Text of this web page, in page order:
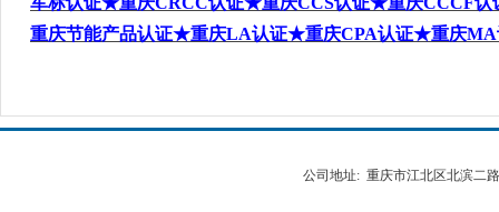
重庆节能产品认证★重庆LA认证★重庆CPA认证★重庆MA
公司地址: 重庆市江北区北滨二